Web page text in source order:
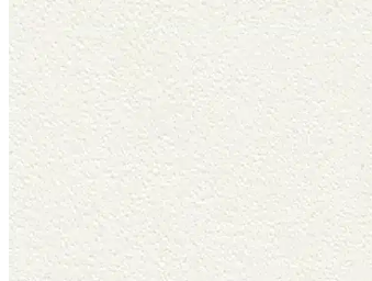
メールでの
お問い合わせはこちら